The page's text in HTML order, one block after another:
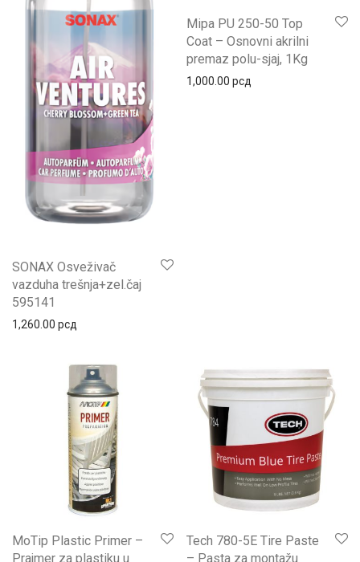
SONAX Osveživač
vazduha trešnja+zel.čaj
595141
1,260.00 рсд
Mipa PU 250-50 Top
Coat – Osnovni akrilni
premaz polu-sjaj, 1Kg
1,000.00 рсд
MoTip Plastic Primer –
Prajmer za plastiku u
Tech 780-5E Tire Paste
– Pasta za montažu